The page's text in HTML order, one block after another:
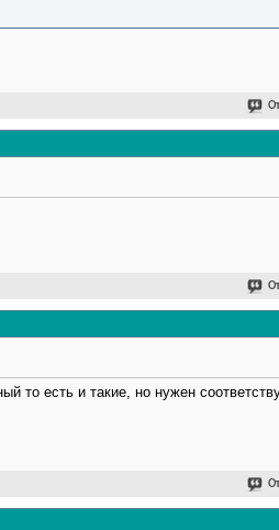
то есть и такие, но нужен